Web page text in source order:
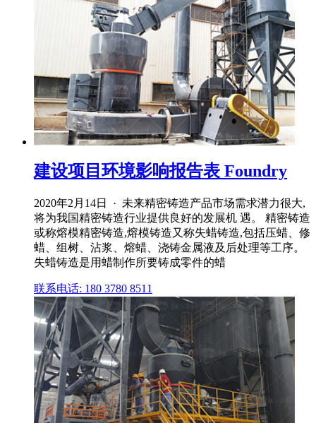
建设项目环境影响报告表 Foundry
2020年2月14日 · 未来精密铸造产品市场需求潜力很大,
将为我国精密铸造行业提供良好的发展机 遇。 精密铸造
或称熔模精密铸造,熔模铸造又称失蜡铸造,包括压蜡、修
蜡、组树、沾浆、熔蜡、浇铸金属液及后处理等工序。
失蜡铸造是用蜡制作所要铸成零件的蜡
联系电话: 180 3780 8511